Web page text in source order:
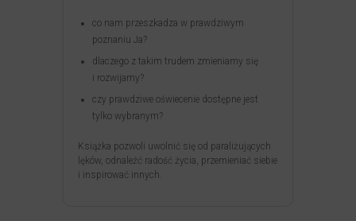
co nam przeszkadza w prawdziwym
poznaniu Ja?
dlaczego z takim trudem zmieniamy się
i rozwijamy?
czy prawdziwe oświecenie dostępne jest
tylko wybranym?
Książka pozwoli uwolnić się od paraliżujących
lęków, odnaleźć radość życia, przemieniać siebie
i inspirować innych.